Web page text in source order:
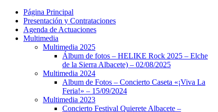
Página Principal
Presentación y Contrataciones
Agenda de Actuaciones
Multimedia
Multimedia 2025
Álbum de fotos – HELIKE Rock 2025 – Elche
de la Sierra Albacete) – 02/08/2025
Multimedia 2024
Album de Fotos – Concierto Caseta «¡Viva La
Feria!» – 15/09/2024
Multimedia 2023
Concierto Festival Quierete Albacete –